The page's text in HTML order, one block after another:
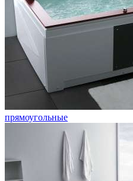
прямоугольные